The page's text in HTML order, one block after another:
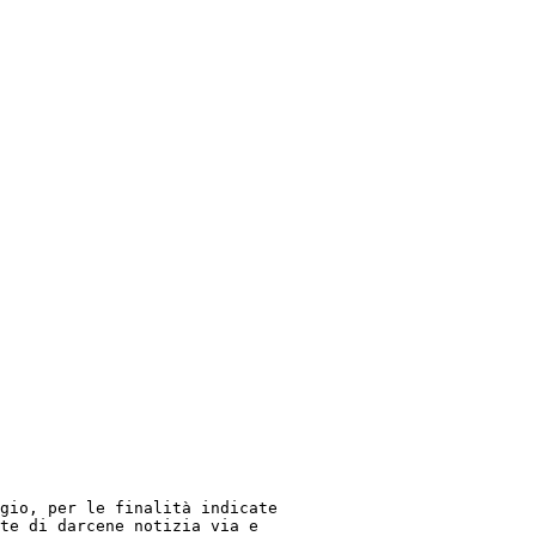
per le finalità indicate
di darcene notizia via e